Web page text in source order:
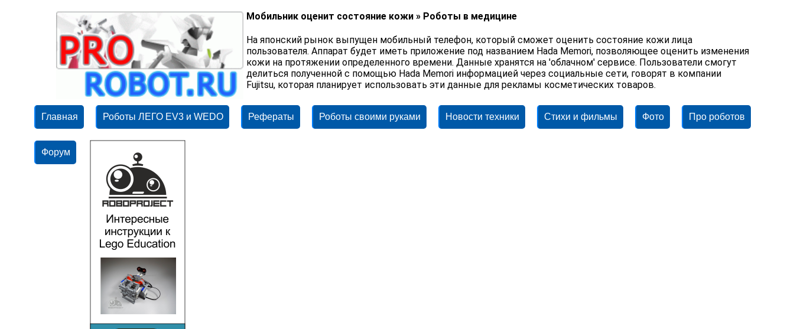
Мобильник оценит состояние кожи » Роботы в медицине
На японский рынок выпущен мобильный телефон, который сможет оценить состояние кожи лица
пользователя. Аппарат будет иметь приложение под названием Hada Memori, позволяющее оценить изменения
кожи на протяжении определенного времени. Данные хранятся на 'облачном' сервисе. Пользователи смогут
делиться полученной с помощью Hada Memori информацией через социальные сети, говорят в компании
Fujitsu, которая планирует использовать эти данные для рекламы косметических товаров.
Главная Роботы ЛЕГО EV3 и WEDO Рефераты Роботы своими руками Новости техники Стихи и фильмы Фото Про роботов
Форум